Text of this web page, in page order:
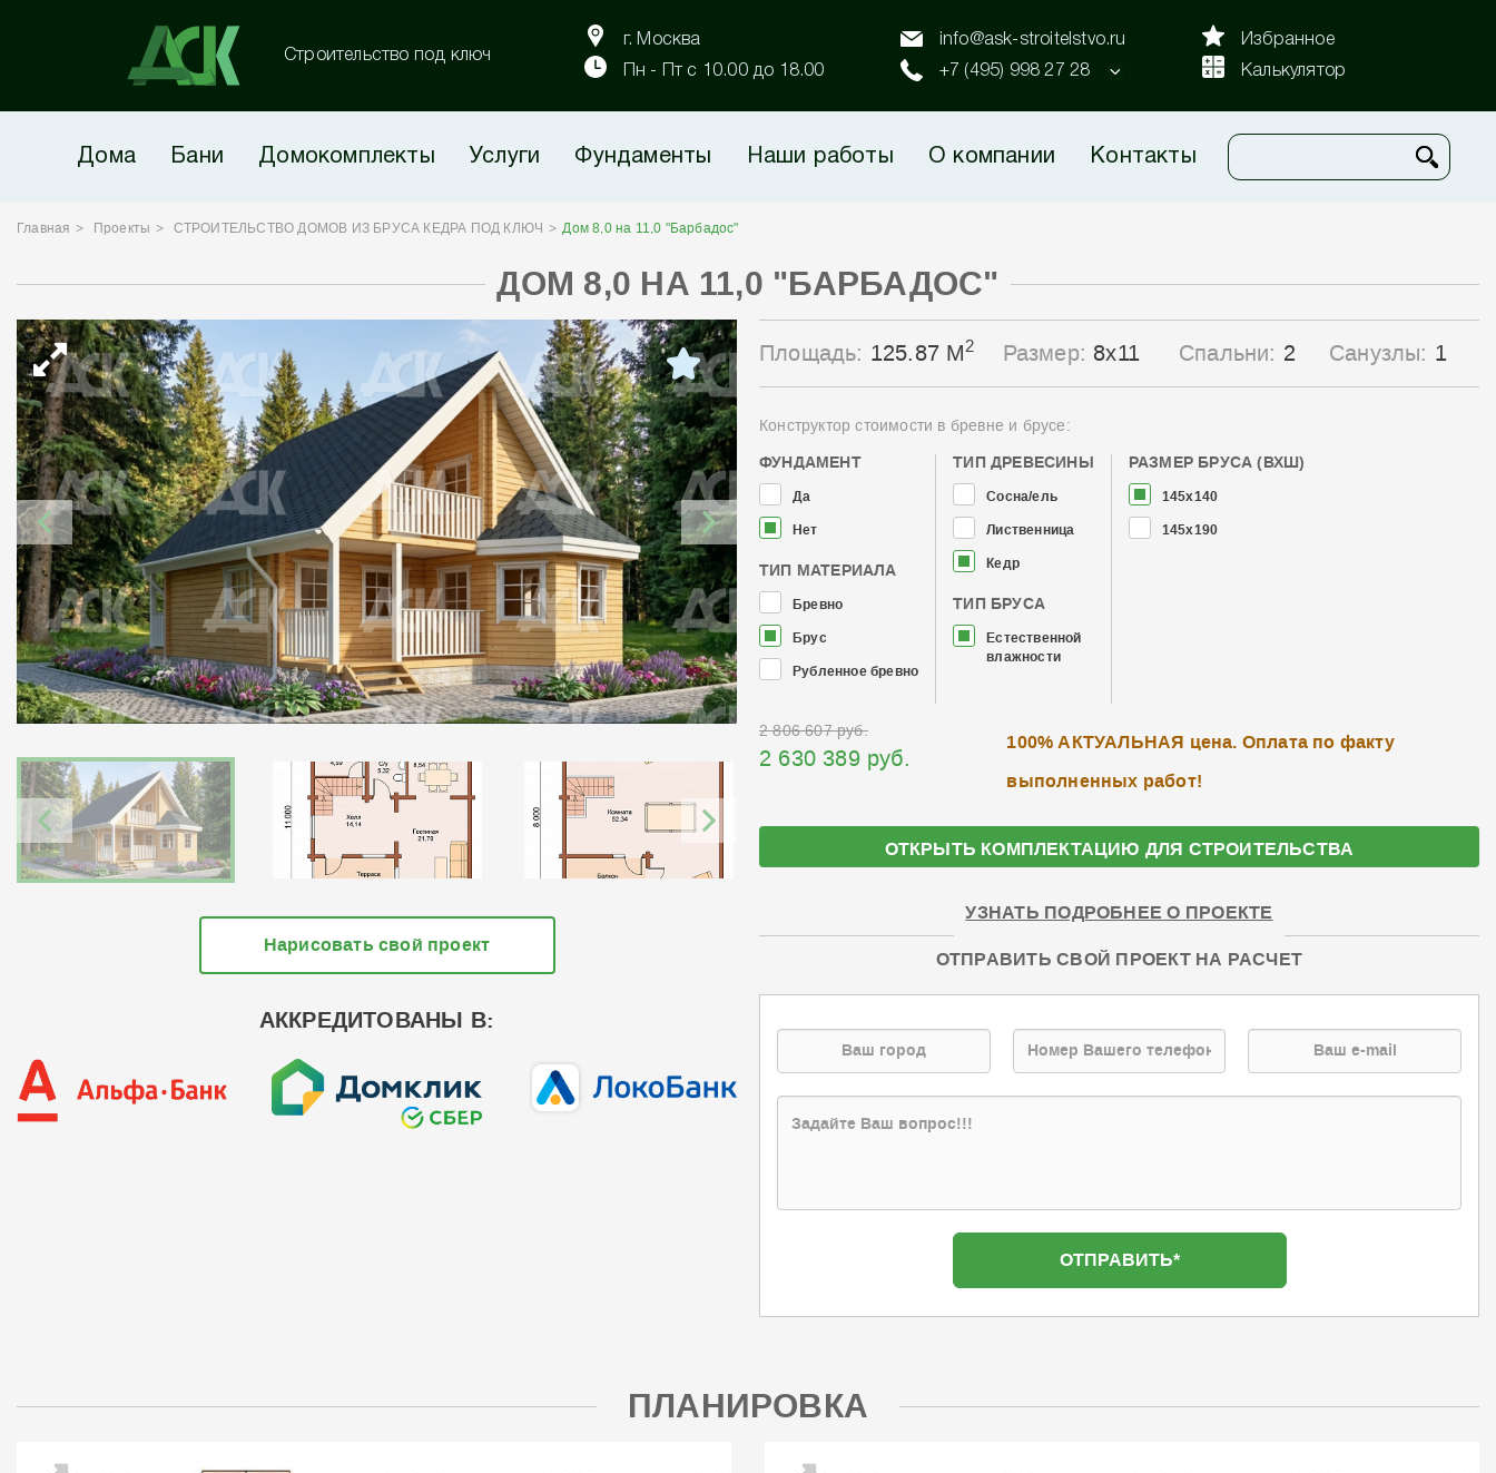
Строительство под ключ
г. Москва
Пн - Пт с 10.00 до 18.00
info@ask-stroitelstvo.ru
+7 (495) 998 27 28
Избранное
Калькулятор
Дома Бани Домокомплекты Услуги Фундаменты Наши работы О компании Контакты
Главная Проекты СТРОИТЕЛЬСТВО ДОМОВ ИЗ БРУСА КЕДРА ПОД КЛЮЧ Дом 8,0 на 11,0 "Барбадос"
ДОМ 8,0 НА 11,0 "БАРБАДОС"
Нарисовать свой проект
АККРЕДИТОВАНЫ В:
Площадь: 125.87 М2 Размер: 8x11 Спальни: 2 Санузлы: 1
Конструктор стоимости в бревне и брусе:
ФУНДАМЕНТ
Да
Нет
ТИП МАТЕРИАЛА
Бревно
Брус
Рубленное бревно
ТИП ДРЕВЕСИНЫ
Сосна/ель
Лиственница
Кедр
ТИП БРУСА
Естественной
влажности
РАЗМЕР БРУСА (ВХШ)
145x140
145x190
2 806 607 руб.
2 630 389 руб.
100% АКТУАЛЬНАЯ цена. Оплата по факту
выполненных работ!
ОТКРЫТЬ КОМПЛЕКТАЦИЮ ДЛЯ СТРОИТЕЛЬСТВА
УЗНАТЬ ПОДРОБНЕЕ О ПРОЕКТЕ
ОТПРАВИТЬ СВОЙ ПРОЕКТ НА РАСЧЕТ
ПЛАНИРОВКА